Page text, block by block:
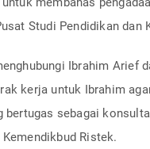
Studi Pendidikan dan
Ibrahim Arief
kerja untuk Ibrahim
bertugas sebagai
Ristek.